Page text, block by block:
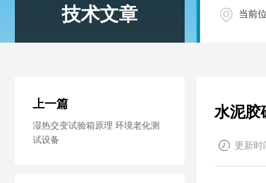
技术文章 当前
水泥胶
更新时
上一篇
湿热交变试验箱原理 环境老化测
试设备